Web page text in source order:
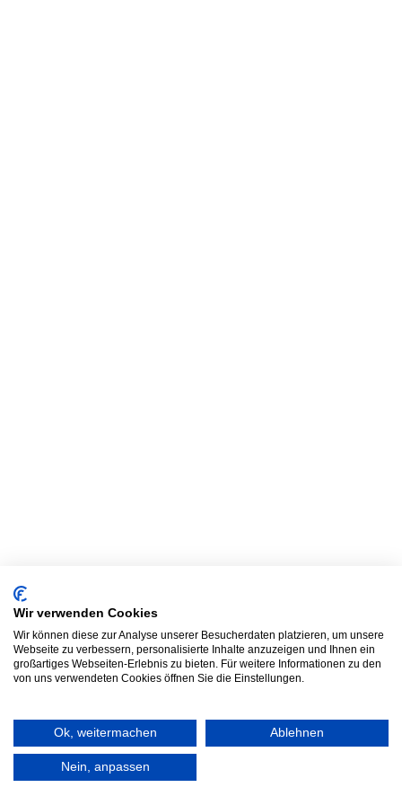
Wir verwenden Cookies
Wir können diese zur Analyse unserer Besucherdaten platzieren, um unsere
Webseite zu verbessern, personalisierte Inhalte anzuzeigen und Ihnen ein
großartiges Webseiten-Erlebnis zu bieten. Für weitere Informationen zu den
von uns verwendeten Cookies öffnen Sie die Einstellungen.
Ok, weitermachen Ablehnen
Nein, anpassen